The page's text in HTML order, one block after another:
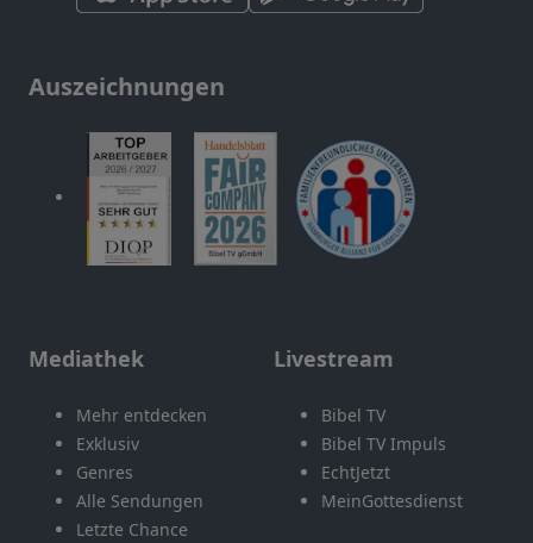
Auszeichnungen
Mediathek
Mehr entdecken
Exklusiv
Genres
Alle Sendungen
Letzte Chance
Livestream
Bibel TV
Bibel TV Impuls
EchtJetzt
MeinGottesdienst